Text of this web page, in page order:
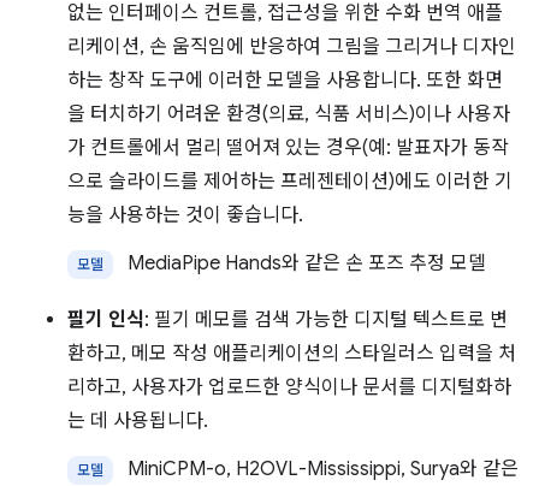
없는 인터페이스 컨트롤, 접근성을 위한 수화 번역 애플
리케이션, 손 움직임에 반응하여 그림을 그리거나 디자인
하는 창작 도구에 이러한 모델을 사용합니다. 또한 화면
을 터치하기 어려운 환경(의료, 식품 서비스)이나 사용자
가 컨트롤에서 멀리 떨어져 있는 경우(예: 발표자가 동작
으로 슬라이드를 제어하는 프레젠테이션)에도 이러한 기
능을 사용하는 것이 좋습니다.
모델 MediaPipe Hands와 같은 손 포즈 추정 모델
필기 인식: 필기 메모를 검색 가능한 디지털 텍스트로 변
환하고, 메모 작성 애플리케이션의 스타일러스 입력을 처
리하고, 사용자가 업로드한 양식이나 문서를 디지털화하
는 데 사용됩니다.
모델
MiniCPM-o, H2OVL-Mississippi, Surya와 같은